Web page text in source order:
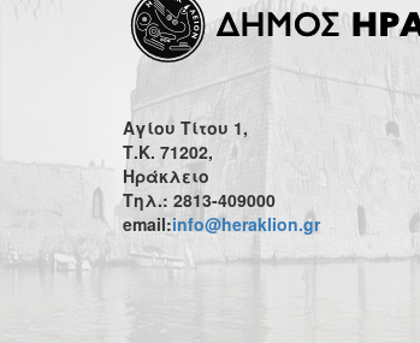
Αγίου Τίτου 1,
Τ.Κ. 71202,
Ηράκλειο
Τηλ.: 2813-409000
email:info@heraklion.gr